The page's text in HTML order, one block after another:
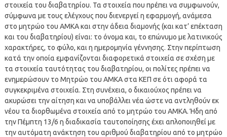
στοιχεία του διαβατηρίου. Τα στοιχεία που πρέπει να συμφωνούν,
σύμφωνα με τους ελέγχους που διενεργεί η εφαρμογή, ανάμεσα
στο μητρώο του ΑΜΚΑ και στην άδεια διαμονής (και κατ’ επέκταση
και του διαβατηρίου) είναι: το όνομα και, το επώνυμο με λατινικούς
χαρακτήρες, το φύλο, και η ημερομηνία γέννησης. Στην περίπτωση
κατά την οποία εμφανίζονται διαφορετικά στοιχεία σε σχέση με
τα στοιχεία ταυτότητας του διαβατηρίου, οι πολίτες πρέπει να
ενημερώσουν το Μητρώο του ΑΜΚΑ στα ΚΕΠ σε ότι αφορά τα
συγκεκριμένα στοιχεία. Στη συνέχεια, ο δικαιούχος πρέπει να
ακυρώσει την αίτηση και να υποβάλλει νέα ώστε να αντληθούν εκ
νέου τα διορθωμένα στοιχεία από το μητρώο του ΑΜΚΑ. Ήδη από
την Πέμπτη 13/6 η διαδικασία ταυτοποίησης έχει απλοποιηθεί με
την αυτόματη ανάκτηση του αριθμού διαβατηρίου από το μητρώο